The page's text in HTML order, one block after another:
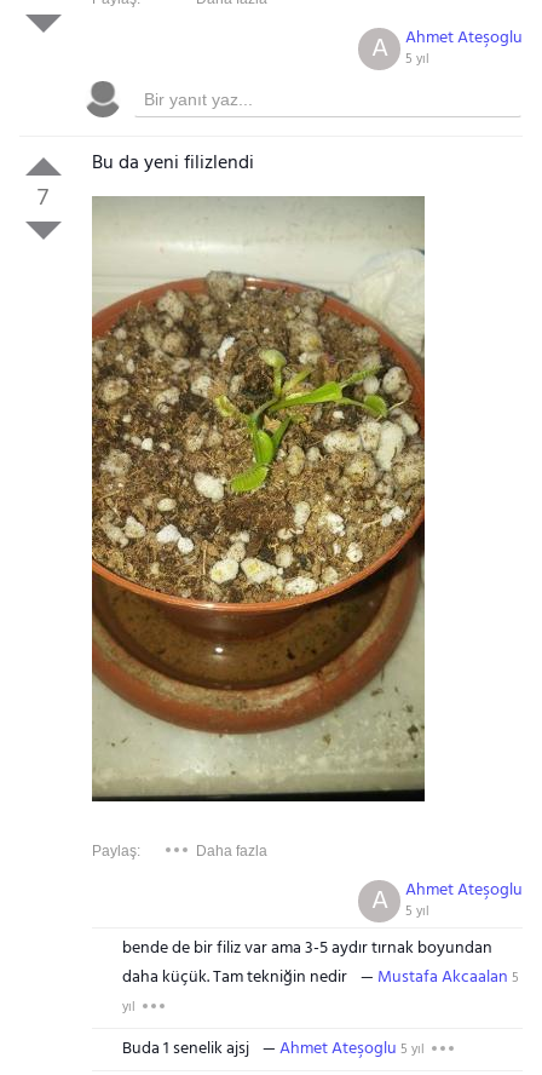
Ahmet Ateşoglu
5 yıl
A
7
Bu da yeni filizlendi
Paylaş: Daha fazla
Ahmet Ateşoglu
5 yıl
A
bende de bir filiz var ama 3-5 aydır tırnak boyundan
daha küçük. Tam tekniğin nedir
Mustafa Akcaalan 5
yıl
Buda 1 senelik ajsj Ahmet Ateşoglu 5 yıl